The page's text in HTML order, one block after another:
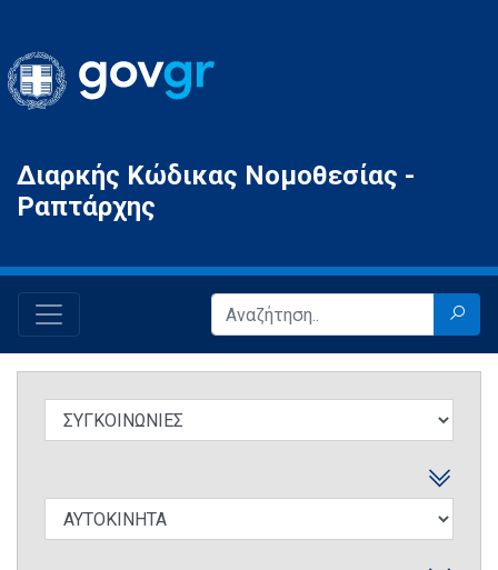
Gov.gr
Διαρκής Κώδικας Νομοθεσίας -
Ραπτάρχης